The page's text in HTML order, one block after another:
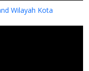
Wilayah Kota